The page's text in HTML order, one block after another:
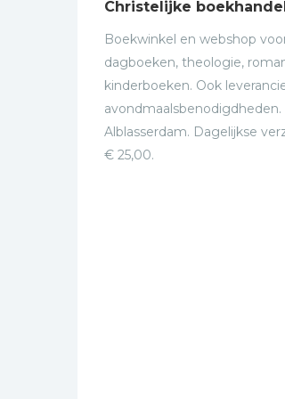
Christelijke
Boekwinkel en webshop
dagboeken, theologie,
kinderboeken. Ook
avondmaalsbenodigdheden.
Alblasserdam. Dagelijkse
€ 25,00.